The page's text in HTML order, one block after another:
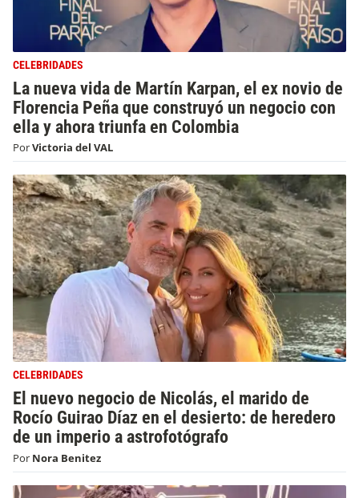
CELEBRIDADES
La nueva vida de Martín Karpan, el ex novio de
Florencia Peña que construyó un negocio con
ella y ahora triunfa en Colombia
PorVictoria del VAL
CELEBRIDADES
El nuevo negocio de Nicolás, el marido de
Rocío Guirao Díaz en el desierto: de heredero
de un imperio a astrofotógrafo
Por Nora Benitez